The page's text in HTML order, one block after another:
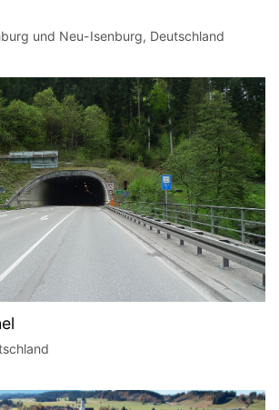
und Neu-Isenburg, Deutschland